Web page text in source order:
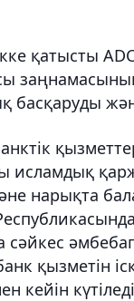
қатысты
басқаруды
исламдық
нарықта
сәйкес
қызметін
кейін